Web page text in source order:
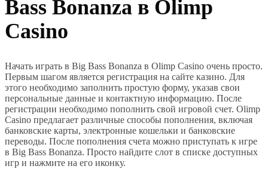
Bass Bonanza в Olimp
Casino
Начать играть в Big Bass Bonanza в Olimp Casino очень просто.
Первым шагом является регистрация на сайте казино. Для
этого необходимо заполнить простую форму, указав свои
персональные данные и контактную информацию. После
регистрации необходимо пополнить свой игровой счет. Olimp
Casino предлагает различные способы пополнения, включая
банковские карты, электронные кошельки и банковские
переводы. После пополнения счета можно приступать к игре
в Big Bass Bonanza. Просто найдите слот в списке доступных
игр и нажмите на его иконку.